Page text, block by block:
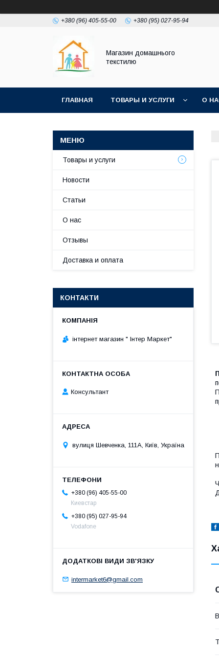
+380 (96) 405-55-00 +380 (95) 027-95-94
Магазин домашнього
текстилю
ГЛАВНАЯ ТОВАРЫ И УСЛУГИ О
Товары и услуги
Новости
Статьи
О нас
Отзывы
Доставка и оплата
КОНТАКТИ
інтернет магазин " Інтер Маркет"
Консультант
вулиця Шевченка, 111A, Київ, Україна
+380 (96) 405-55-00
Киевстар
+380 (95) 027-95-94
Vodafone
intermarket6@gmail.com